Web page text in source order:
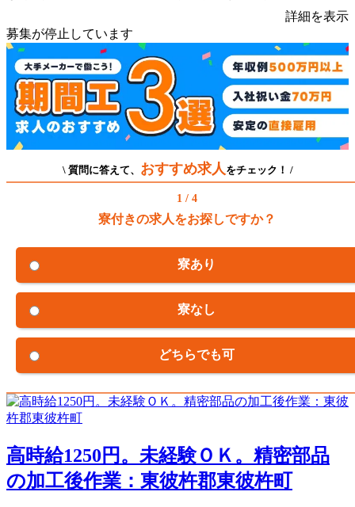
詳細を表示
募集が停止しています
\ 質問に答えて、 おすすめ求人 をチェック！ /
1 / 4
寮付きの求人をお探しですか？
寮あり
寮なし
どちらでも可
高時給1250円。未経験ＯＫ。精密部品
の加工後作業：東彼杵郡東彼杵町